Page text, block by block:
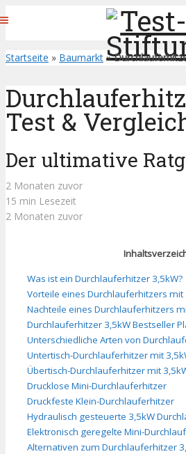
Startseite » Baumarkt »
Test &
Der ultimative
2 Monaten zuvor
15 min Lesezeit
2 Monaten zuvor
Was ist ein Durchlauferhitzer 3,5kW?
Vorteile eines Durchlauferhitzers mit
Nachteile eines Durchlauferhitzers
Durchlauferhitzer 3,5kW Bestseller
Unterschiedliche Arten von
Untertisch-Durchlauferhitzer mit
Übertisch-Durchlauferhitzer mit
Drucklose Mini-Durchlauferhitzer
Druckfeste Klein-Durchlauferhitzer
Hydraulisch gesteuerte 3,5kW
Elektronisch geregelte Mini-
Alternativen zum Durchlauferhitzer